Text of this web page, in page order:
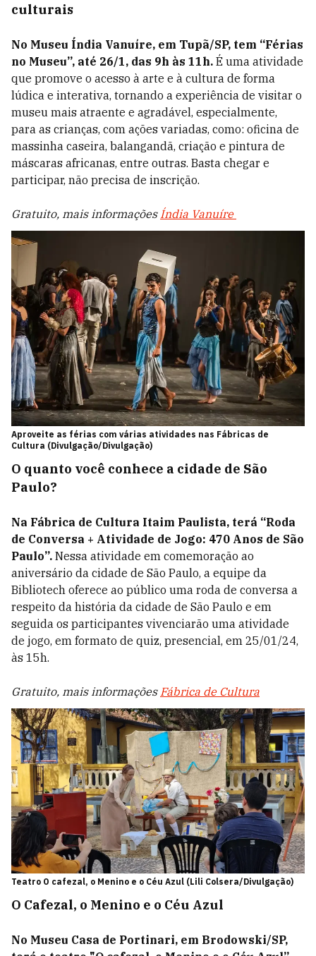
culturais
No Museu Índia Vanuíre, em Tupã/SP, tem “Férias
no Museu”, até 26/1, das 9h às 11h. É uma atividade
que promove o acesso à arte e à cultura de forma
lúdica e interativa, tornando a experiência de visitar o
museu mais atraente e agradável, especialmente,
para as crianças, com ações variadas, como: oficina de
massinha caseira, balangandã, criação e pintura de
máscaras africanas, entre outras. Basta chegar e
participar, não precisa de inscrição.
Gratuito, mais informações Índia Vanuíre
Aproveite as férias com várias atividades nas Fábricas de
Cultura (Divulgação/Divulgação)
O quanto você conhece a cidade de São
Paulo?
Na Fábrica de Cultura Itaim Paulista, terá “Roda
de Conversa + Atividade de Jogo: 470 Anos de São
Paulo”. Nessa atividade em comemoração ao
aniversário da cidade de São Paulo, a equipe da
Bibliotech oferece ao público uma roda de conversa a
respeito da história da cidade de São Paulo e em
seguida os participantes vivenciarão uma atividade
de jogo, em formato de quiz, presencial, em 25/01/24,
às 15h.
Gratuito, mais informações Fábrica de Cultura
Teatro O cafezal, o Menino e o Céu Azul (Lili Colsera/Divulgação)
O Cafezal, o Menino e o Céu Azul
No Museu Casa de Portinari, em Brodowski/SP,